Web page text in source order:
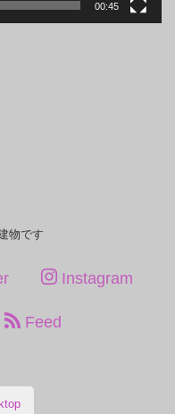
00:45
物です
Instagram
Feed